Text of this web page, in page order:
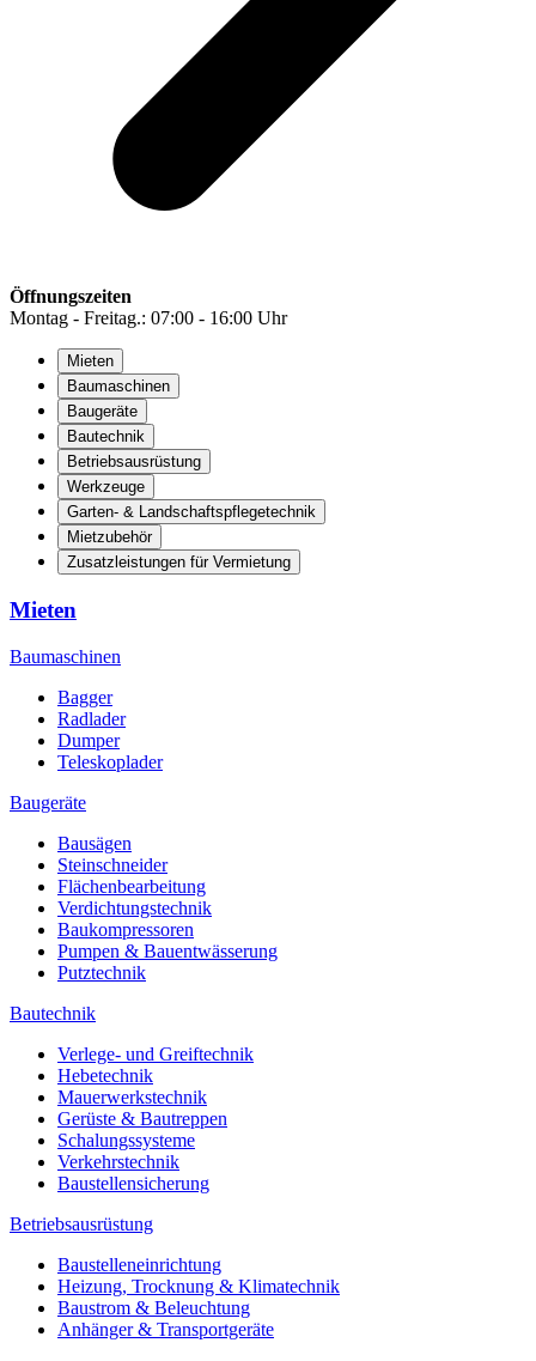
Öffnungszeiten
Montag - Freitag.: 07:00 - 16:00 Uhr
Mieten
Baumaschinen
Baugeräte
Bautechnik
Betriebsausrüstung
Werkzeuge
Garten- & Landschaftspflegetechnik
Mietzubehör
Zusatzleistungen für Vermietung
Mieten
Baumaschinen
Bagger
Radlader
Dumper
Teleskoplader
Baugeräte
Bausägen
Steinschneider
Flächenbearbeitung
Verdichtungstechnik
Baukompressoren
Pumpen & Bauentwässerung
Putztechnik
Bautechnik
Verlege- und Greiftechnik
Hebetechnik
Mauerwerkstechnik
Gerüste & Bautreppen
Schalungssysteme
Verkehrstechnik
Baustellensicherung
Betriebsausrüstung
Baustelleneinrichtung
Heizung, Trocknung & Klimatechnik
Baustrom & Beleuchtung
Anhänger & Transportgeräte